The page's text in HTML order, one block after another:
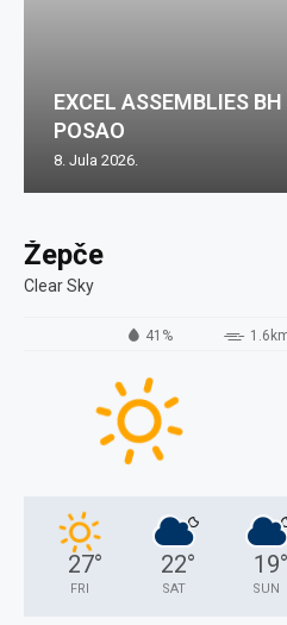
Žepče
Clear Sky
41%
27°
FRI
22°
SAT
19°
SUN
EXCEL ASSEMBLIES
POSAO
8. Jula 2026.